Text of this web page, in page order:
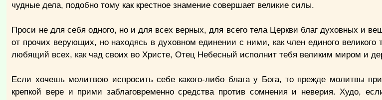
чудные дела, подобно тому как крестное знамение совершает великие силы.
Проси не для себя одного, но и для всех верных, для всего тела Церкви благ духовных и
от прочих верующих, но находясь в духовном единении с ними, как член единого
любящий всех, как чад своих во Христе, Отец Небесный исполнит тебя великим миром и
Если хочешь молитвою испросить себе какого-либо блага у Бога, то прежде молитвы
крепкой вере и прими заблаговременно средства против сомнения и неверия. Худо,